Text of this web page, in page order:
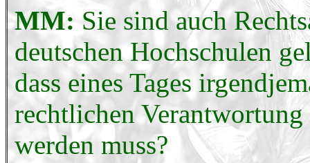
MM: Sie sind auch
deutschen Hochschulen
dass eines Tages
rechtlichen
werden muss?